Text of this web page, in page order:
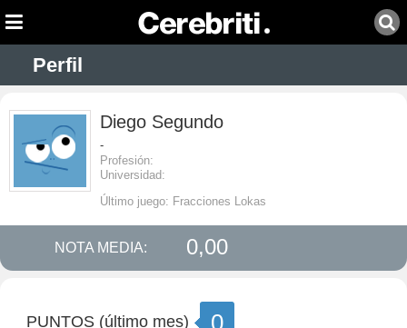
Perfil
Diego Segundo
-
Profesión:
Universidad:
Último juego: Fracciones Lokas
NOTA MEDIA: 0,00
PUNTOS (último mes) 0